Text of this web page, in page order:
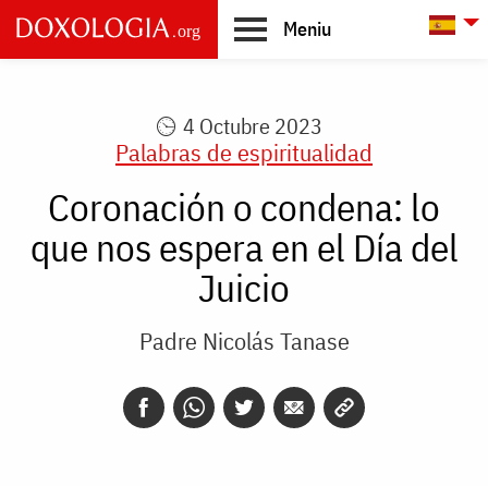
Skip to main content
Meniu
4 Octubre 2023
Palabras de espiritualidad
Coronación o condena: lo
que nos espera en el Día del
Juicio
Padre Nicolás Tanase